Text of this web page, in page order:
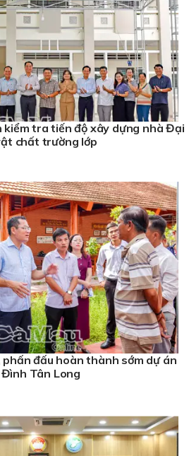
kiểm tra tiến độ xây dựng nhà Đại
chất trường lớp
đấu hoàn thành sớm dự án
sử Đình Tân Long